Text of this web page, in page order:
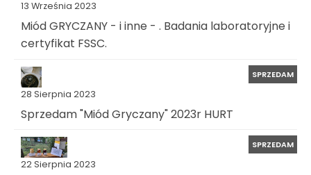
13 Września 2023
Miód GRYCZANY - i inne - . Badania laboratoryjne i
certyfikat FSSC.
28 Sierpnia 2023
SPRZEDAM
Sprzedam "Miód Gryczany" 2023r HURT
22 Sierpnia 2023
SPRZEDAM